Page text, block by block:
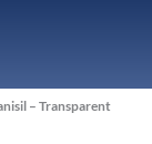
– Transparent